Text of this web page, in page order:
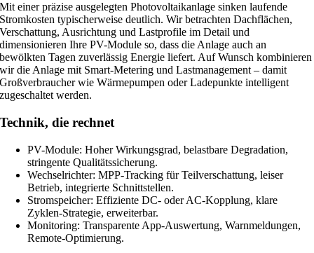
Mit einer präzise ausgelegten Photovoltaikanlage sinken laufende
Stromkosten typischerweise deutlich. Wir betrachten Dachflächen,
Verschattung, Ausrichtung und Lastprofile im Detail und
dimensionieren Ihre PV-Module so, dass die Anlage auch an
bewölkten Tagen zuverlässig Energie liefert. Auf Wunsch kombinieren
wir die Anlage mit Smart-Metering und Lastmanagement – damit
Großverbraucher wie Wärmepumpen oder Ladepunkte intelligent
zugeschaltet werden.
Technik, die rechnet
PV-Module: Hoher Wirkungsgrad, belastbare Degradation,
stringente Qualitätssicherung.
Wechselrichter: MPP-Tracking für Teilverschattung, leiser
Betrieb, integrierte Schnittstellen.
Stromspeicher: Effiziente DC- oder AC-Kopplung, klare
Zyklen-Strategie, erweiterbar.
Monitoring: Transparente App-Auswertung, Warnmeldungen,
Remote-Optimierung.